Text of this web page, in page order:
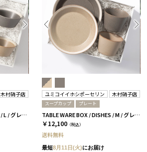
木村硝子店
TABLE WARE BOX / DISHES / L / グレー＆ベージュ［イイホシユミコ×木村硝子店］
ユミコイイホシポーセリン 木村硝子店
スープカップ プレート
TABLE WARE BOX / DISHES / M / グレー＆ベージュ［イイホシユミコ×木村硝子店］
￥12,100 （税込）
送料無料
最短8月11日(火)にお届け